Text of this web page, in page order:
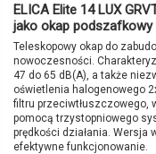
ELICA Elite 14 LUX
jako okap podszafkowy
Teleskopowy okap do
nowoczesności.
47 do 65 dB(A), a także
oświetlenia halogenowego
filtru przeciwtłuszczowego,
pomocą trzystopniowego
prędkości działania. Wersja
efektywne funkcjonowanie.